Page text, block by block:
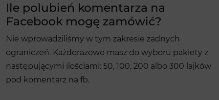
Ile polubień komentarza na
Facebook mogę zamówić?
Nie wprowadziliśmy w tym zakresie żadnych
ograniczeń. Każdorazowo masz do wyboru pakiety z
następującymi ilościami: 50, 100, 200 albo 300 lajków
pod komentarz na fb.